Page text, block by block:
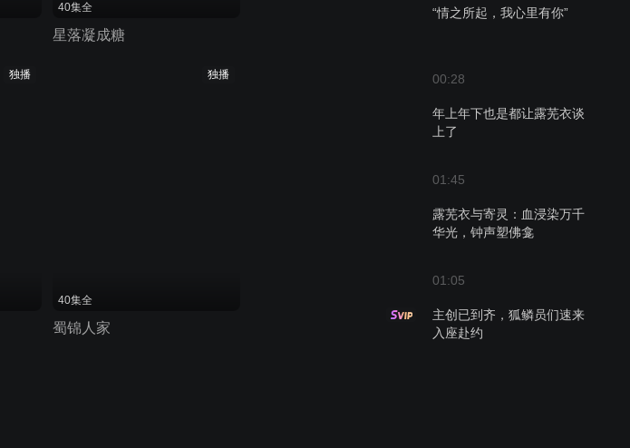
“情之所起，我心里有你”
00:28
年上年下也是都让露芜衣谈
上了
01:45
露芜衣与寄灵：血浸染万千
华光，钟声塑佛龛
01:05
主创已到齐，狐鳞员们速来
入座赴约
40集全
星落凝成糖
独播 独播
40集全
蜀锦人家